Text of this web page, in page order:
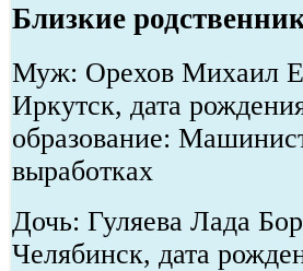
Близкие
Муж: Орехов Михаил
Иркутск, дата
образование:
выработках
Дочь: Гуляева Лада
Челябинск, дата